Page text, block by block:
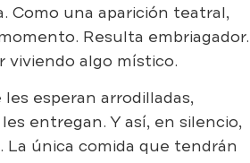
Como una aparición teatral,
Resulta embriagador.
viviendo algo místico.
esperan arrodilladas,
entregan. Y así, en silencio,
La única comida que tendrán